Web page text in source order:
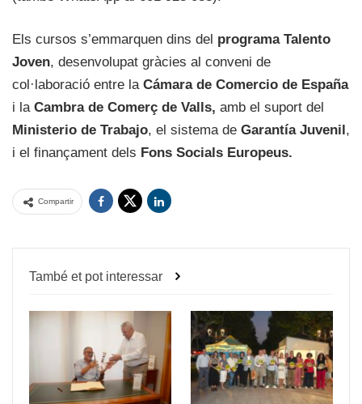
Els cursos s’emmarquen dins del programa Talento
Joven, desenvolupat gràcies al conveni de
col·laboració entre la Cámara de Comercio de España
i la Cambra de Comerç de Valls, amb el suport del
Ministerio de Trabajo, el sistema de Garantía Juvenil,
i el finançament dels Fons Socials Europeus.
Compartir
També et pot interessar